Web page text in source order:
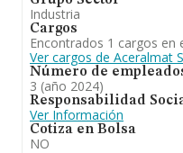
Industria
Cargos
Encontrados 1 cargos en
Ver cargos de Aceralmat
Número de
3 (año 2024)
Responsabilidad
Ver Información
Cotiza en Bolsa
NO